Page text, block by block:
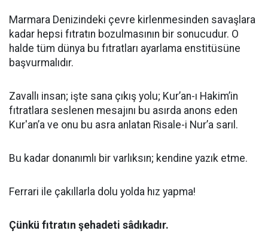
Marmara Denizindeki çevre kirlenmesinden savaşlara
kadar hepsi fıtratın bozulmasının bir sonucudur. O
halde tüm dünya bu fıtratları ayarlama enstitüsüne
başvurmalıdır.
Zavallı insan; işte sana çıkış yolu; Kur’an-ı Hakim’in
fıtratlara seslenen mesajını bu asırda anons eden
Kur'an’a ve onu bu asra anlatan Risale-i Nur’a sarıl.
Bu kadar donanımlı bir varlıksın; kendine yazık etme.
Ferrari ile çakıllarla dolu yolda hız yapma!
Çünkü fıtratın şehadeti sâdıkadır.